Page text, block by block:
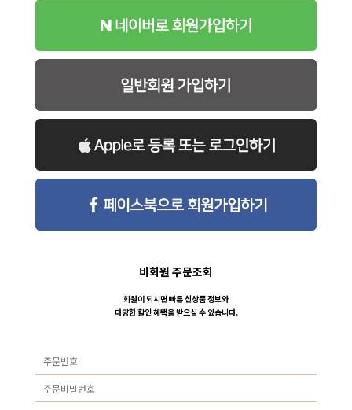
비회원 주문조회
회원이 되시면 빠른 신상품 정보와
다양한 할인 혜택을 받으실 수 있습니다.